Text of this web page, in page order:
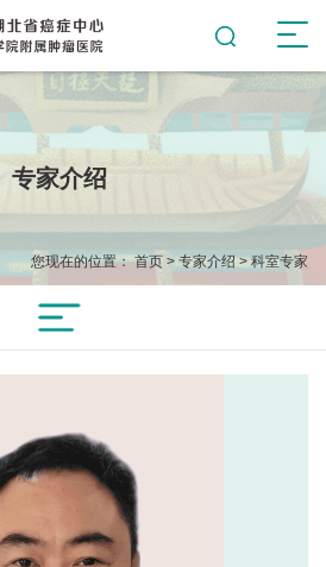
专家介绍
您现在的位置： 首页 >专家介绍>科室专家